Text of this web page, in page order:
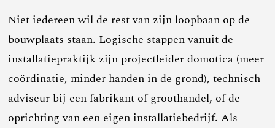
Niet iedereen wil de rest van zijn loopbaan op de
bouwplaats staan. Logische stappen vanuit de
installatiepraktijk zijn projectleider domotica (meer
coördinatie, minder handen in de grond), technisch
adviseur bij een fabrikant of groothandel, of de
oprichting van een eigen installatiebedrijf. Als